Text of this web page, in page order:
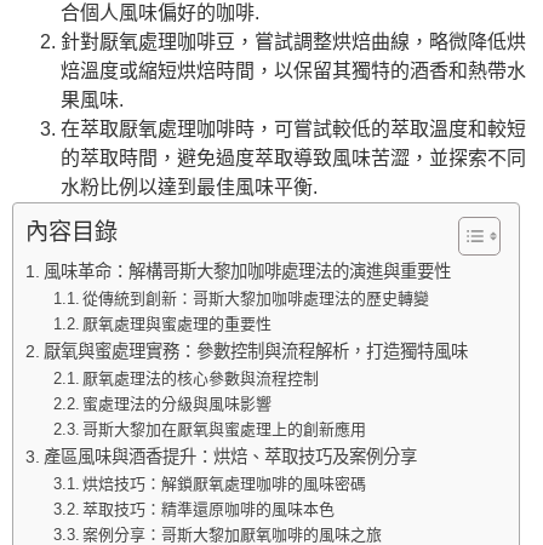
合個人風味偏好的咖啡.
針對厭氧處理咖啡豆，嘗試調整烘焙曲線，略微降低烘
焙溫度或縮短烘焙時間，以保留其獨特的酒香和熱帶水
果風味.
在萃取厭氧處理咖啡時，可嘗試較低的萃取溫度和較短
的萃取時間，避免過度萃取導致風味苦澀，並探索不同
水粉比例以達到最佳風味平衡.
內容目錄
風味革命：解構哥斯大黎加咖啡處理法的演進與重要性
從傳統到創新：哥斯大黎加咖啡處理法的歷史轉變
厭氧處理與蜜處理的重要性
厭氧與蜜處理實務：參數控制與流程解析，打造獨特風味
厭氧處理法的核心參數與流程控制
蜜處理法的分級與風味影響
哥斯大黎加在厭氧與蜜處理上的創新應用
產區風味與酒香提升：烘焙、萃取技巧及案例分享
烘焙技巧：解鎖厭氧處理咖啡的風味密碼
萃取技巧：精準還原咖啡的風味本色
案例分享：哥斯大黎加厭氧咖啡的風味之旅